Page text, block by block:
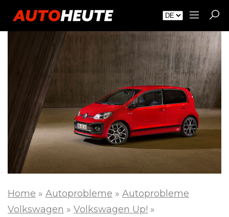
Home » Autoprobleme » Autoprobleme
Volkswagen » Volkswagen Up! »